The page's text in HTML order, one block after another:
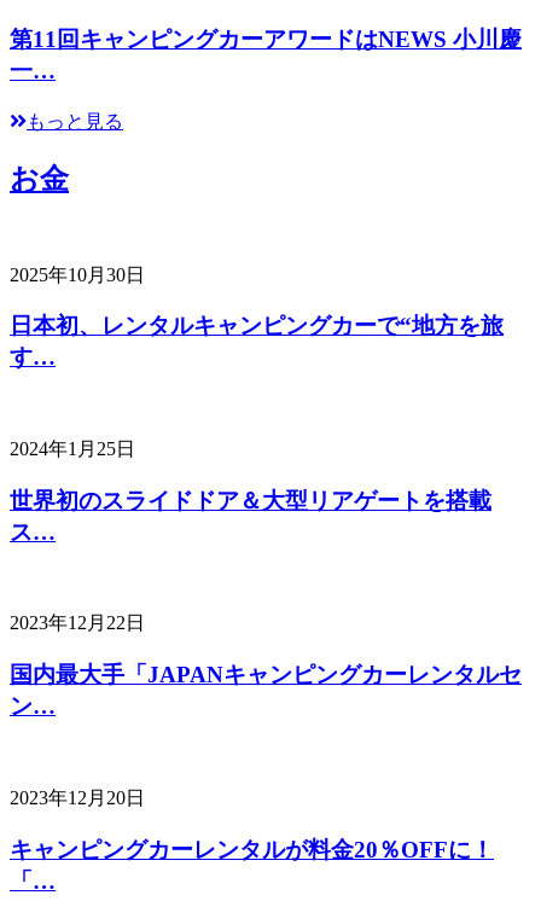
第11回キャンピングカーアワードはNEWS 小川慶
一…
もっと見る
お金
2025年10月30日
日本初、レンタルキャンピングカーで“地方を旅
す…
2024年1月25日
世界初のスライドドア＆大型リアゲートを搭載
ス…
2023年12月22日
国内最大手「JAPANキャンピングカーレンタルセ
ン…
2023年12月20日
キャンピングカーレンタルが料金20％OFFに！
「…